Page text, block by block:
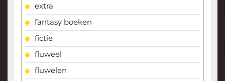
extra
fantasy boeken
fictie
fluweel
fluwelen